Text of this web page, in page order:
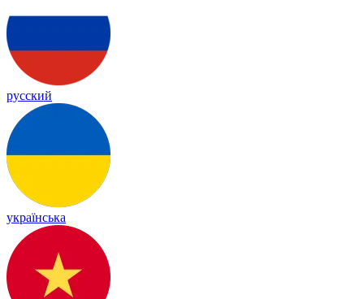
русский
українська